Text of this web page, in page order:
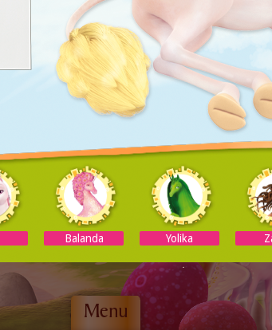
Balanda Yolika